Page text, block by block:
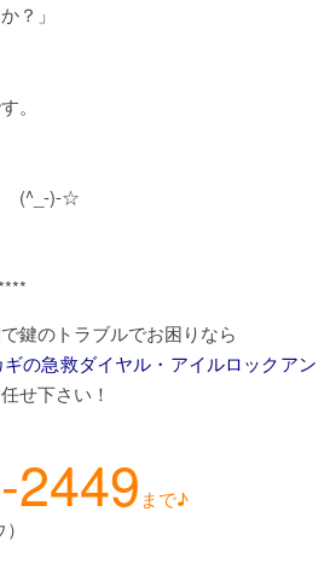
？」
。
(^_-)-☆
鍵のトラブルでお困りなら
ギの急救ダイヤル・アイルロックアン
せ下さい！
2449 まで♪